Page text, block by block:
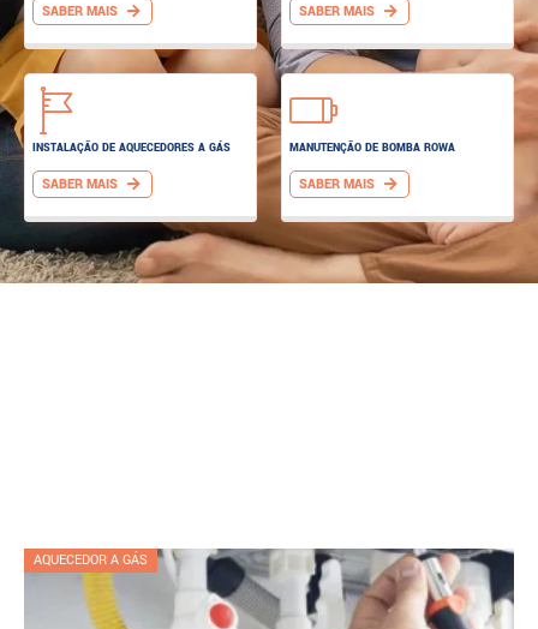
SABER MAIS
INSTALAÇÃO DE AQUECEDORES A GÁS
SABER MAIS
SABER MAIS
MANUTENÇÃO DE BOMBA ROWA
SABER MAIS
AQUECEDOR A GÁS